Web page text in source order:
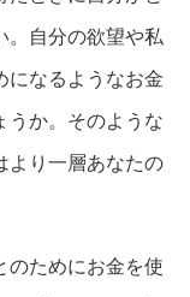
。自分の欲望や私
になるようなお金
うか。そのような
より一層あなたの
のためにお金を使